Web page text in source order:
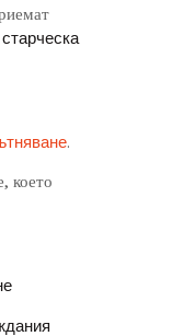
.
което